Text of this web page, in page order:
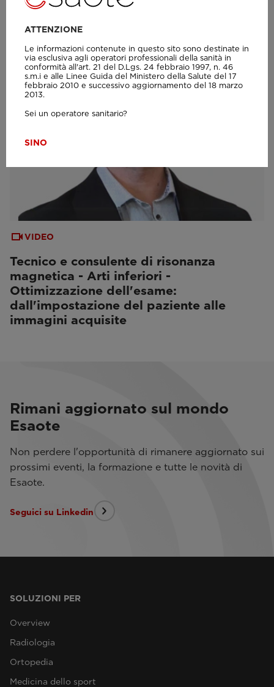
VIDEO
Tecnico e consulente di risonanza
magnetica - Arti inferiori -
Ottimizzazione dell'esame:
dall'impostazione del paziente alle
immagini acquisite
Rimani aggiornato sul mondo
Esaote
Non perdere l'opportunità di rimanere aggiornato sui
prossimi eventi, la formazione e tutte le novità di
Esaote.
Seguici su Linkedin
SOLUZIONI PER
Overview
Radiologia
Ortopedia
Medicina dello sport
ATTENZIONE
Le informazioni contenute in questo sito sono destinate in
via esclusiva agli operatori professionali della sanità in
conformità all'art. 21 del D.Lgs. 24 febbraio 1997, n. 46
s.m.i e alle Linee Guida del Ministero della Salute del 17
febbraio 2010 e successivo aggiornamento del 18 marzo
2013.
Sei un operatore sanitario?
SINO